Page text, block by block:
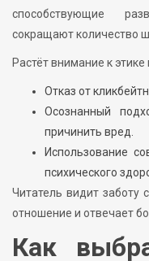
способствующие
сокращают количество
Растёт внимание к
Отказ от
Осознанный
причинить вред.
Использование
психического
Читатель видит заботу
отношение и отвечает
Как